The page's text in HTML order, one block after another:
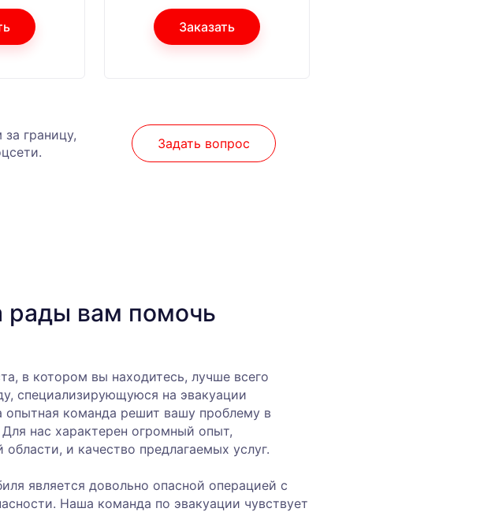
Заказать
границу,
Задать вопрос
рады вам помочь
в котором вы находитесь, лучше всего
специализирующуюся на эвакуации
команда решит вашу проблему в
нас характерен огромный опыт,
области, и качество предлагаемых услуг.
является довольно опасной операцией с
Наша команда по эвакуации чувствует